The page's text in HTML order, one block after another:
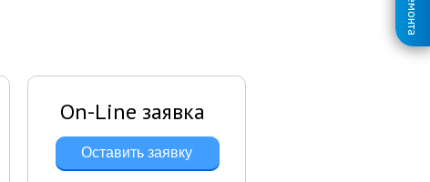
On-Line заявка
Оставить заявку